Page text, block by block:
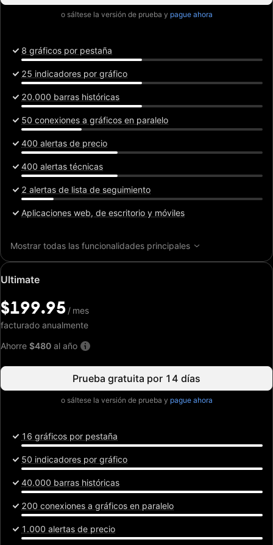
o sáltese la versión de prueba y pague ahora
8 gráficos por pestaña
25 indicadores por gráfico
20.000 barras históricas
50 conexiones a gráficos en paralelo
400 alertas de precio
400 alertas técnicas
2 alertas de lista de seguimiento
Aplicaciones web, de escritorio y móviles
Mostrar todas las funcionalidades principales
Ultimate
Precio
especial:
$199.95
/
mes
$199.95 / mes
facturado anualmente
Ahorre $480 al año
Prueba gratuita por 14 días
o sáltese la versión de prueba y pague ahora
16 gráficos por pestaña
50 indicadores por gráfico
40.000 barras históricas
200 conexiones a gráficos en paralelo
1.000 alertas de precio